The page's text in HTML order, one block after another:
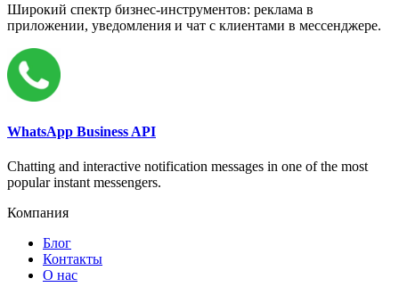
Широкий спектр бизнес-инструментов: реклама в
приложении, уведомления и чат с клиентами в мессенджере.
WhatsApp Business API
Chatting and interactive notification messages in one of the most
popular instant messengers.
Компания
Блог
Контакты
О нас